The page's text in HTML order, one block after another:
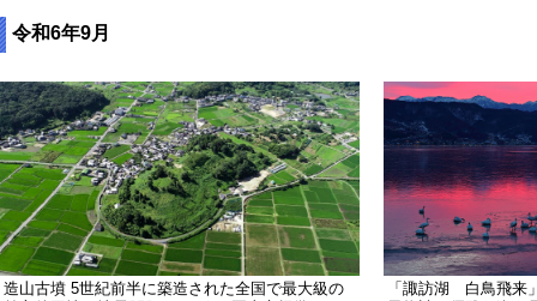
令和6年9月
造山古墳 5世紀前半に築造された全国で最大級の
「諏訪湖 白鳥飛来